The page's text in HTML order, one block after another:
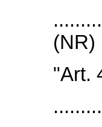
(NR)
"Art.